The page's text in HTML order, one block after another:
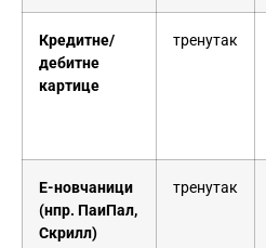
Кредитне/
дебитне
картице
тренутак
Е-новчаници
(нпр. ПаиПал,
Скрилл)
тренутак